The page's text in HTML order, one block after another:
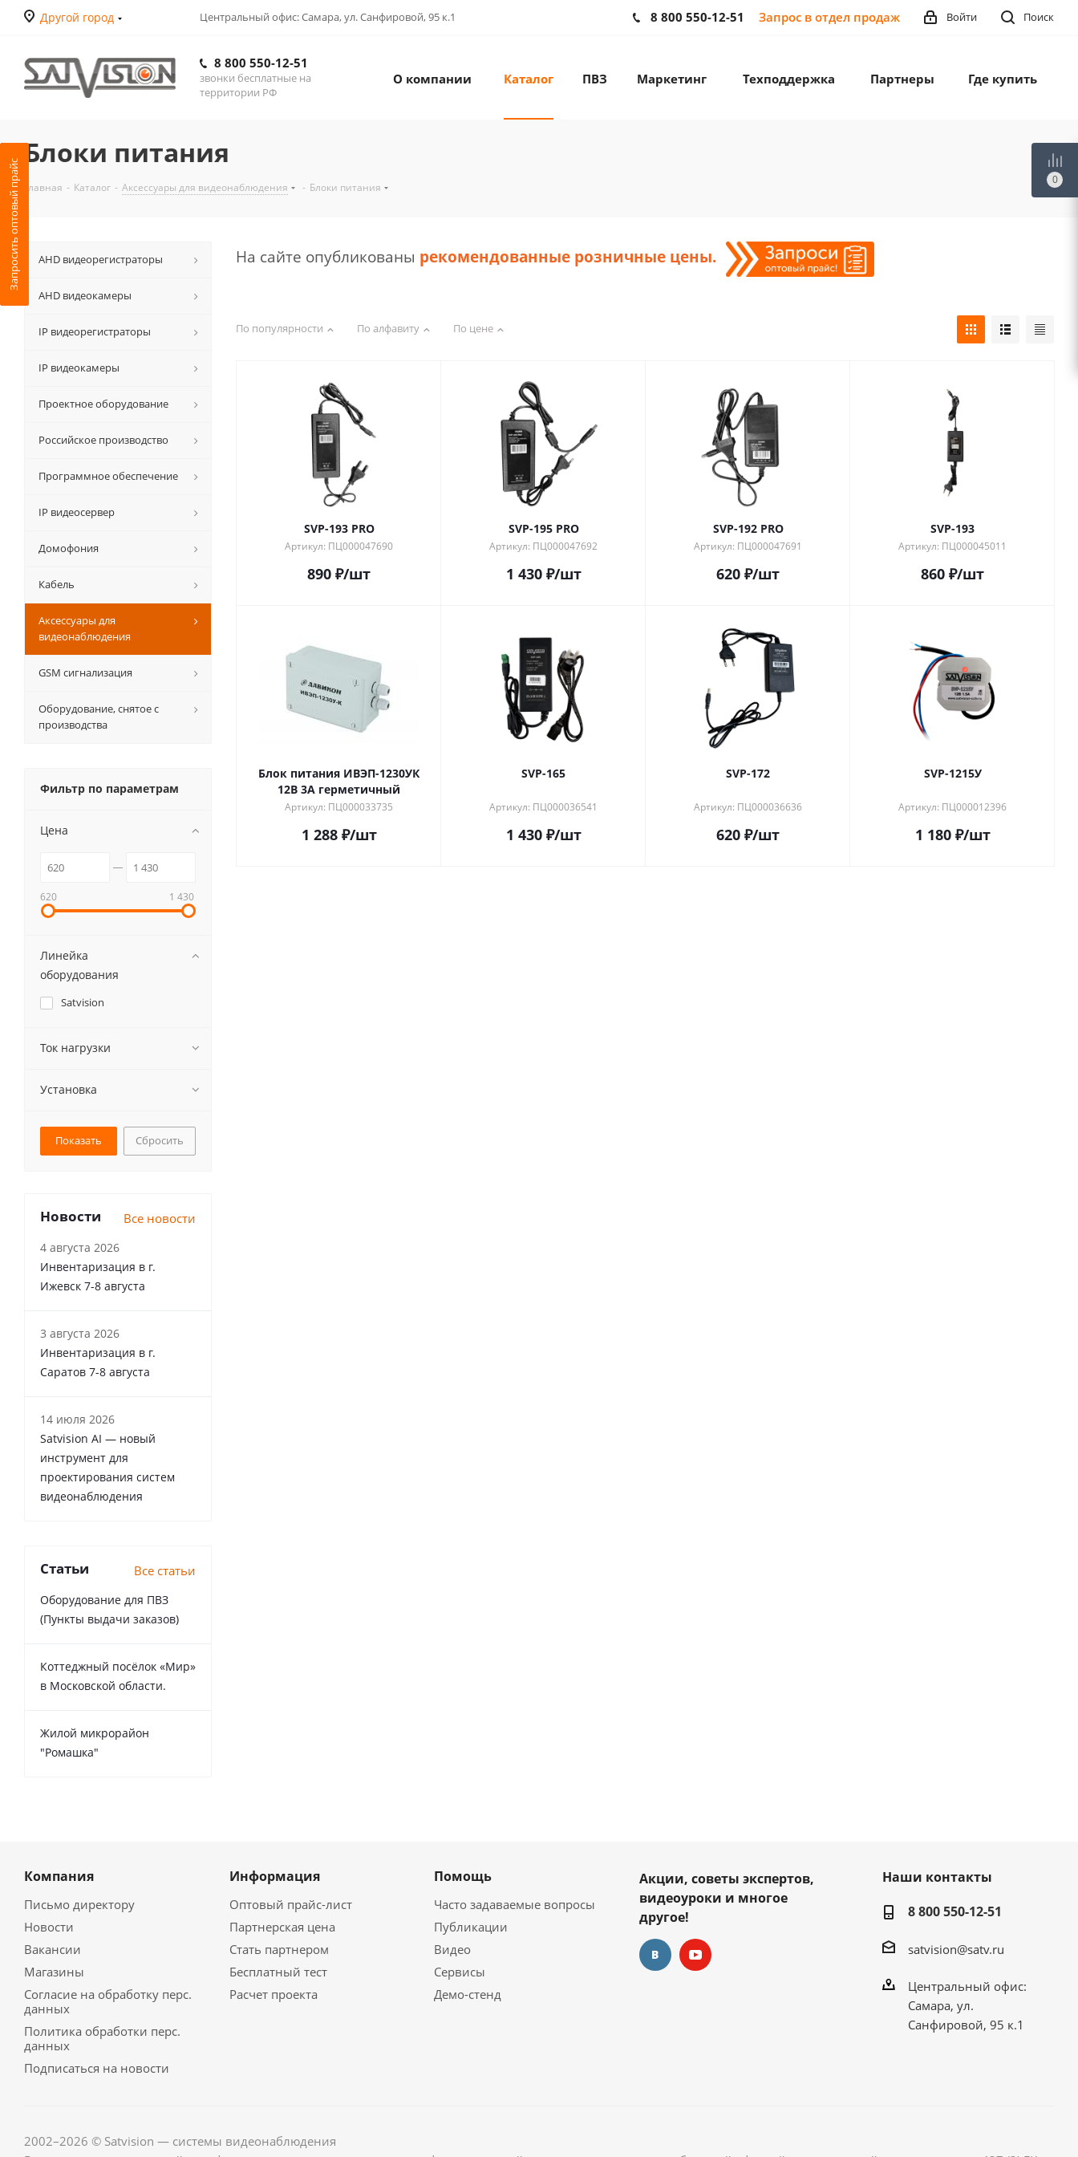
Другой город Центральный офис: Самара, ул. Санфировой, 95 к.1 Поиск
Войти
8 800 550-12-51 Запрос в отдел продаж
8 800 550-12-51
звонки бесплатные на
территории РФ
О компании Каталог ПВЗ Маркетинг Техподдержка Партнеры Где купить
Блоки питания
Главная - Каталог - Аксессуары для видеонаблюдения - Блоки питания
На сайте опубликованы рекомендованные розничные цены.
По популярности По алфавиту По цене
SVP-193 PRO
Артикул: ПЦ000047690
890 ₽/шт
SVP-195 PRO
Артикул: ПЦ000047692
1 430₽/шт
SVP-192 PRO
Артикул: ПЦ000047691
620 ₽/шт
SVP-193
Артикул: ПЦ000045011
860 ₽/шт
Блок питания ИВЭП-1230УК
12В 3А герметичный
Артикул: ПЦ000033735
1 288₽/шт
SVP-165
Артикул: ПЦ000036541
1 430₽/шт
SVP-172
Артикул: ПЦ000036636
620 ₽/шт
SVP-1215У
Артикул: ПЦ000012396
1 180₽/шт
АНD видеорегистраторы
AHD видеокамеры
IP видеорегистраторы
IP видеокамеры
Проектное оборудование
Российское производство
Программное обеспечение
IP видеосервер
Домофония
Кабель
Аксессуары для
видеонаблюдения
GSM сигнализация
Оборудование, снятое с
производства
Фильтр по параметрам
Цена
620 1 430
Линейка
оборудования
Satvision
Ток нагрузки
Установка
Сбросить
Новости Все новости
4 августа 2026
Инвентаризация в г.
Ижевск 7-8 августа
3 августа 2026
Инвентаризация в г.
Саратов 7-8 августа
14 июля 2026
Satvision AI — новый
инструмент для
проектирования систем
видеонаблюдения
Статьи Все статьи
Оборудование для ПВЗ
(Пункты выдачи заказов)
Коттеджный посёлок «Мир»
в Московской области.
Жилой микрорайон
"Ромашка"
Компания
Письмо директору
Новости
Вакансии
Магазины
Согласие на обработку перс.
данных
Политика обработки перс.
данных
Подписаться на новости
Информация
Оптовый прайс-лист
Партнерская цена
Стать партнером
Бесплатный тест
Расчет проекта
Помощь
Часто задаваемые вопросы
Публикации
Видео
Сервисы
Демо-стенд
Акции, советы экспертов,
видеоуроки и многое
другое!
Наши контакты
8 800 550-12-51
satvision@satv.ru
Центральный офис:
Самара, ул.
Санфировой, 95 к.1
2002–2026 © Satvision — системы видеонаблюдения
Запросить оптовый прайс 0